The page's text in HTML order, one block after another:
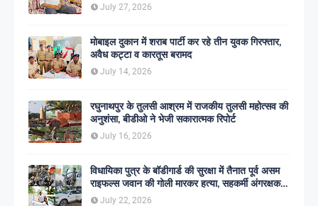
July 27, 2026
मोबाइल दुकान में शराब पार्टी कर रहे तीन युवक गिरफ्तार,
अवैध कट्टा व कारतूस बरामद
July 14, 2026
रघुनाथपुर के तुलसी आश्रम में राजकीय तुलसी महोत्सव की
अनुशंसा, बीडीओ ने भेजी सकारात्मक रिपोर्ट
July 16, 2026
विधायिका पुत्र के बॉडीगार्ड की सुरक्षा में तैनात पूर्व असम
राइफल्स जवान की गोली मारकर हत्या, सहकर्मी अंगरक्षक
गिरफ्तार
July 22, 2026